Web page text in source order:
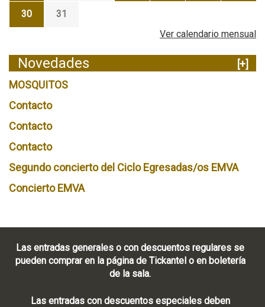
30
31
Ver calendario mensual
Novedades
[+]
MOSQUITOS
Contacto
Contacto
Contacto
Segundo concierto del Ciclo Egresadas/os EMVA
Concierto EMVA
Las entradas generales o con descuentos regulares se
pueden comprar en la página de Tickantel o en boletería
de la sala.
Las entradas con descuentos especiales deben